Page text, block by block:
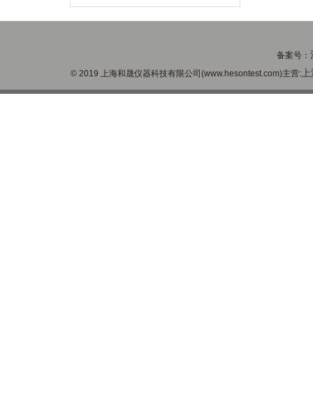
备案号：
© 2019 上海和晟仪器科技有限公司(www.hesontest.com)主营:上